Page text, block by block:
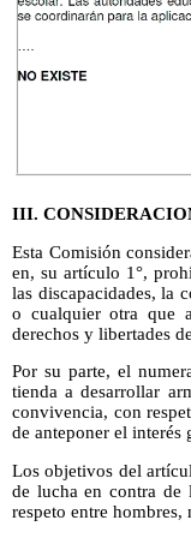
III.
Esta Comisión
en, su artículo 1°,
las discapacidades, la
o cualquier otra que
derechos y libertades
Por su parte, el
tienda a desarrollar
convivencia, con
de anteponer el interés
Los objetivos del
de lucha en contra de
respeto entre